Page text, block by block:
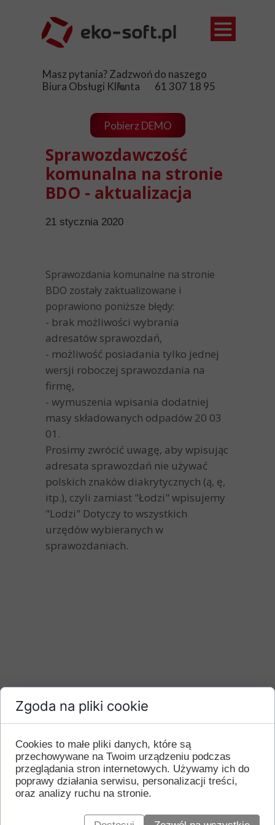
21 stycznia 2020
Sprawozdawczość
komunalna na stronie
BDO - aktualizacja
Sprawozdania komunalne na stronie
BDO zostały zaktualizowane i
poprawiono poniższe błędy:
- brak możliwości wybrania
adresatów sprawozdań,
- możliwość posiadania tylko jednej
wersji roboczej sprawozdania na
firmę,
- wymuszenia wpisania dodatniej
masy składowanych odpadów 20 03
01.
Prosimy zwrócić uwagę, aby wpisując
adresata sprawozdań nie używać
polskich znaków diakrytycznych (ą, ę,
itp.), czyli zamiast "Łodzi" wpisujemy
"Lodzi" Dotyczy to wszystkich
urzędów wybieranych w
sprawozdaniach.
Pobierz DEMO
Masz pytania? Zadzwoń do naszego
Biura Obsługi Klienta 61 307 18 95
Zgoda na pliki cookie
Cookies to małe pliki danych, które są
przechowywane na Twoim urządzeniu podczas
przeglądania stron internetowych. Używamy ich do
poprawy działania serwisu, personalizacji treści,
oraz analizy ruchu na stronie.